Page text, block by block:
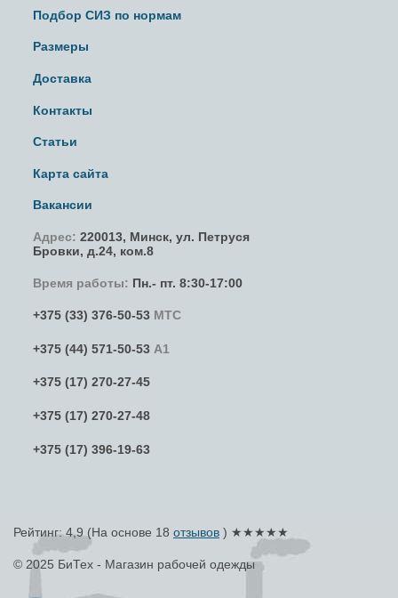
Подбор СИЗ по нормам
Размеры
Доставка
Контакты
Статьи
Карта сайта
Вакансии
Адрес: 220013, Минск, ул. Петруся
Бровки, д.24, ком.8
Время работы: Пн.- пт. 8:30-17:00
+375 (33) 376-50-53 МТС
+375 (44) 571-50-53 А1
+375 (17) 270-27-45
+375 (17) 270-27-48
+375 (17) 396-19-63
Рейтинг: 4,9 (На основе 18 отзывов ) ★★★★★
© 2025 БиТех - Магазин рабочей одежды